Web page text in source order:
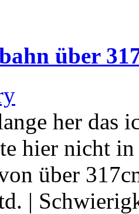
über
her das
hier nicht
über
|